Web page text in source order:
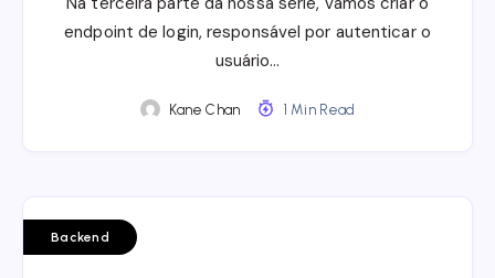
endpoint de login, responsável por autenticar o
usuário…
Kane Chan 1 Min Read
Backend